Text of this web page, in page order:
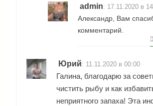
admin: 17.11.2020 в
Александр, Вам
комментарий.
Юрий: 11.11.2020 в 00:00
Галина, благодарю за
чистить рыбу и как
неприятного запаха! Эта